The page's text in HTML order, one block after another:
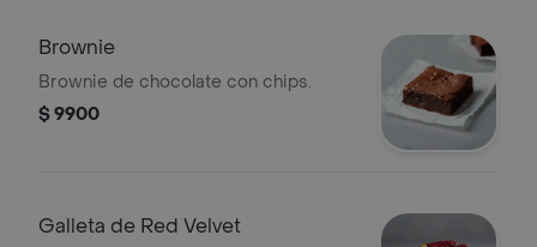
Brownie
Brownie de chocolate con chips.
$ 9900
Galleta de Red Velvet